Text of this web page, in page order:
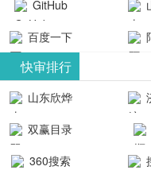
足
需
无
清
调电影网在
线观看最新
热门影视作
GitHub
生
百度一下
快审排行
山东欣烨
生物科技有
科
双赢目录
航-
360搜索